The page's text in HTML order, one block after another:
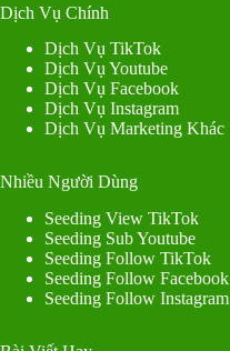
Dịch Vụ Chính
Dịch Vụ TikTok
Dịch Vụ Youtube
Dịch Vụ Facebook
Dịch Vụ Instagram
Dịch Vụ Marketing Khác
Nhiều Người Dùng
Seeding View TikTok
Seeding Sub Youtube
Seeding Follow TikTok
Seeding Follow Facebook
Seeding Follow Instagram